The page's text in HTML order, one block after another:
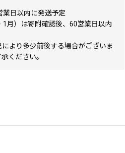
業日以内に発送予定
1月）は寄附確認後、60営業日以内
より多少前後する場合がございま
ください。